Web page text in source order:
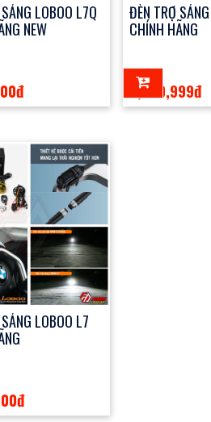
LOBOO L7Q
NEW
ĐÈN TRỢ
CHÍNH HÃNG
6,999,999đ
LOBOO L7